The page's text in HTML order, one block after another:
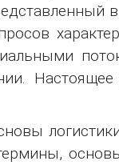
Настоящее